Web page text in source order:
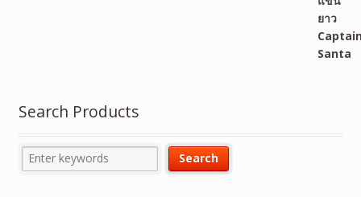
Search Products